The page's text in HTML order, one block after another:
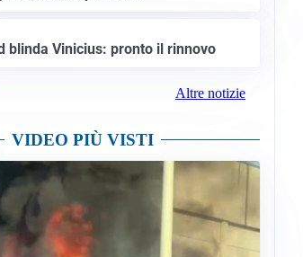
blinda Vinicius: pronto il rinnovo
Altre notizie
VIDEO PIÙ VISTI